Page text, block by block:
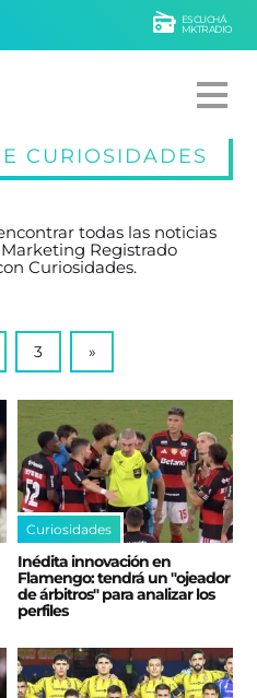
ESCUCHÁ
MKTRADIO
CURIOSIDADES
todas las noticias
Registrado
Curiosidades.
3 »
Curiosidades
Inédita innovación en
Flamengo: tendrá un "ojeador
de árbitros" para analizar los
perfiles